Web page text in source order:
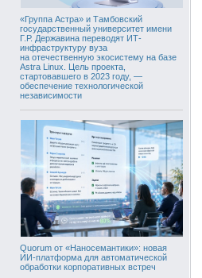
«Группа Астра» и Тамбовский
государственный университет имени
Г.Р. Державина переводят ИТ-
инфраструктуру вуза
на отечественную экосистему на базе
Astra Linux. Цель проекта,
стартовавшего в 2023 году, —
обеспечение технологической
независимости
Quorum от «Наносемантики»: новая
ИИ-платформа для автоматической
обработки корпоративных встреч